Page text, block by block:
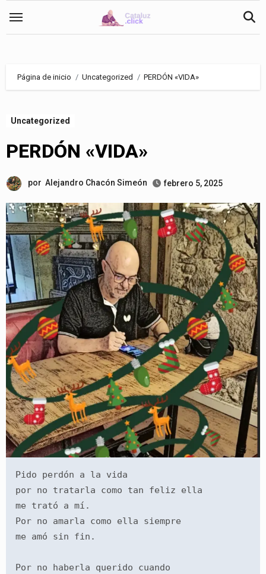
Página de inicio Uncategorized PERDÓN «VIDA»
Uncategorized
PERDÓN «VIDA»
por Alejandro Chacón Simeón febrero 5, 2025
Pido perdón a la vida
por no tratarla como tan feliz ella
me trató a mí.
Por no amarla como ella siempre
me amó sin fin.
Por no haberla querido cuando